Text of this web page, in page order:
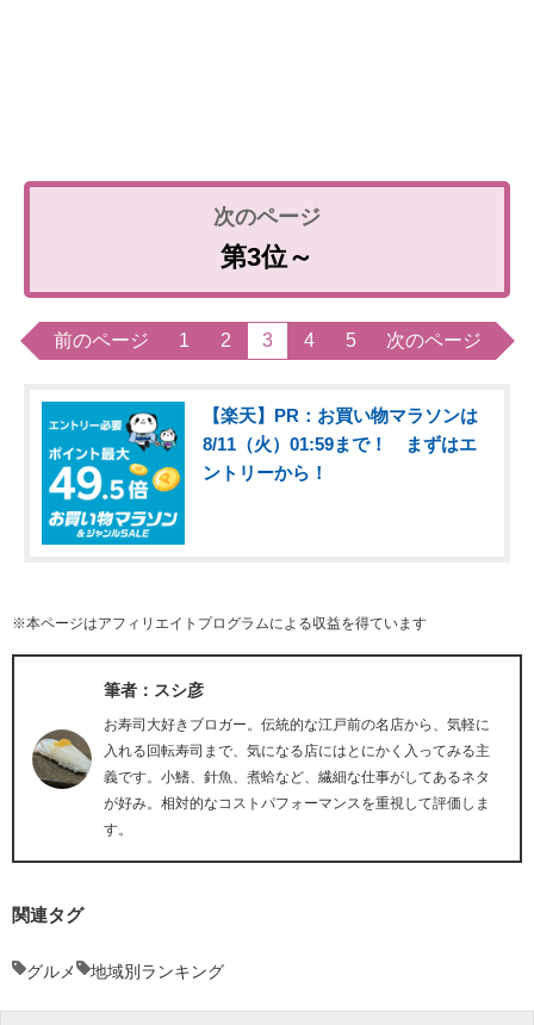
第3位～
前のページ 1 2 3 4 5 次のページ
【楽天】PR：お買い物マラソンは
8/11（火）01:59まで！ まずはエ
ントリーから！
※本ページはアフィリエイトプログラムによる収益を得ています
筆者：スシ彦
お寿司大好きブロガー。伝統的な江戸前の名店から、気軽に
入れる回転寿司まで、気になる店にはとにかく入ってみる主
義です。小鰭、針魚、煮蛤など、繊細な仕事がしてあるネタ
が好み。相対的なコストパフォーマンスを重視して評価しま
す。
関連タグ
グルメ 地域別ランキング